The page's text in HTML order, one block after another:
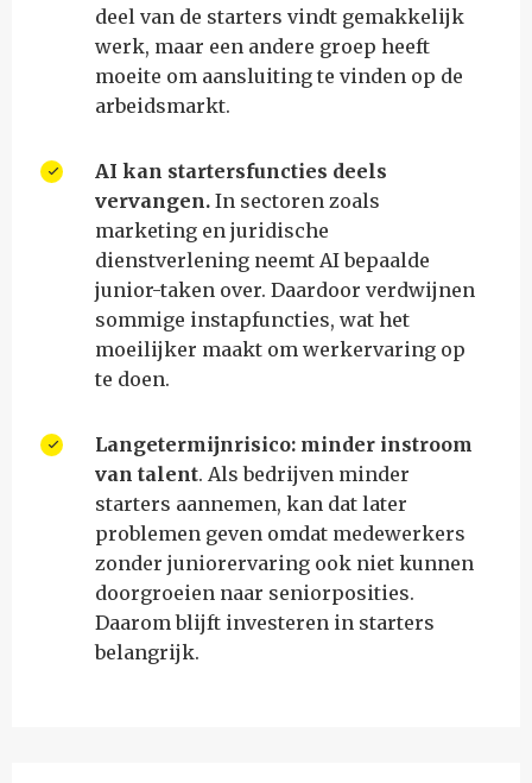
deel van de starters vindt gemakkelijk
werk, maar een andere groep heeft
moeite om aansluiting te vinden op de
arbeidsmarkt.
AI kan startersfuncties deels
vervangen. In sectoren zoals
marketing en juridische
dienstverlening neemt AI bepaalde
junior-taken over. Daardoor verdwijnen
sommige instapfuncties, wat het
moeilijker maakt om werkervaring op
te doen.
Langetermijnrisico: minder instroom
van talent. Als bedrijven minder
starters aannemen, kan dat later
problemen geven omdat medewerkers
zonder juniorervaring ook niet kunnen
doorgroeien naar seniorposities.
Daarom blijft investeren in starters
belangrijk.